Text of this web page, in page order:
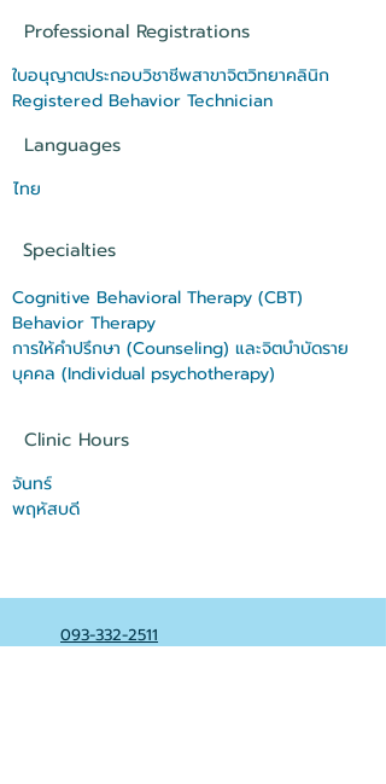
Professional Registrations
ใบอนุญาตประกอบวิชาชีพสาขาจิตวิทยาคลินิก
Registered Behavior Technician
Languages
ไทย
Specialties
Cognitive Behavioral Therapy (CBT)
Behavior Therapy
การให้คำปรึกษา (Counseling) และจิตบำบัดราย
บุคคล (Individual psychotherapy)
Clinic Hours
จันทร์
พฤหัสบดี
093-332-2511